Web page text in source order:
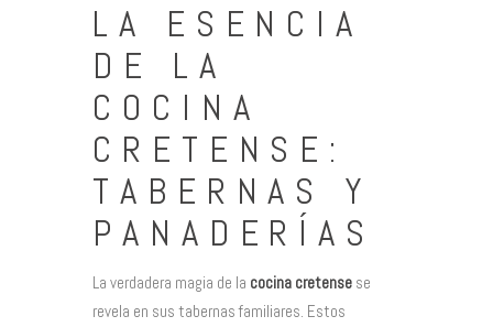
LA ESENCIA
DE LA
COCINA
CRETENSE:
TABERNAS Y
PANADERÍAS
La verdadera magia de la cocina cretense se
revela en sus tabernas familiares. Estos